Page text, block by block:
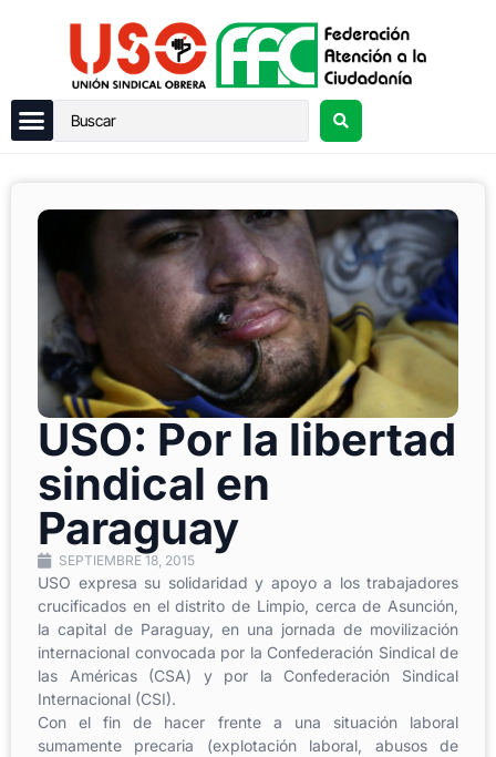
USO: Por la libertad
sindical en
Paraguay
SEPTIEMBRE 18, 2015
USO expresa su solidaridad y apoyo a los trabajadores
crucificados en el distrito de Limpio, cerca de Asunción,
la capital de Paraguay, en una jornada de movilización
internacional convocada por la Confederación Sindical de
las Américas (CSA) y por la Confederación Sindical
Internacional (CSI).
Con el fin de hacer frente a una situación laboral
sumamente precaria (explotación laboral, abusos de